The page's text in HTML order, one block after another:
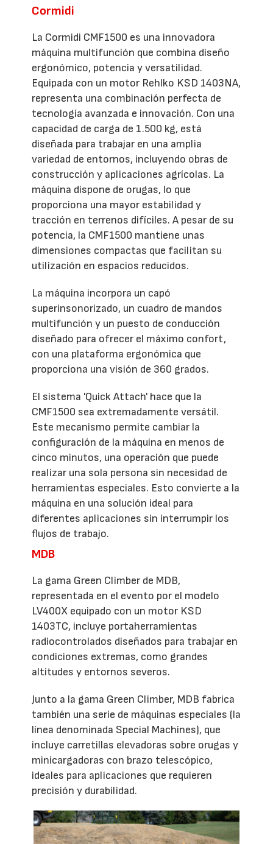
Cormidi
La Cormidi CMF1500 es una innovadora
máquina multifunción que combina diseño
ergonómico, potencia y versatilidad.
Equipada con un motor Rehlko KSD 1403NA,
representa una combinación perfecta de
tecnología avanzada e innovación. Con una
capacidad de carga de 1.500 kg, está
diseñada para trabajar en una amplia
variedad de entornos, incluyendo obras de
construcción y aplicaciones agrícolas. La
máquina dispone de orugas, lo que
proporciona una mayor estabilidad y
tracción en terrenos difíciles. A pesar de su
potencia, la CMF1500 mantiene unas
dimensiones compactas que facilitan su
utilización en espacios reducidos.
La máquina incorpora un capó
superinsonorizado, un cuadro de mandos
multifunción y un puesto de conducción
diseñado para ofrecer el máximo confort,
con una plataforma ergonómica que
proporciona una visión de 360 grados.
El sistema 'Quick Attach' hace que la
CMF1500 sea extremadamente versátil.
Este mecanismo permite cambiar la
configuración de la máquina en menos de
cinco minutos, una operación que puede
realizar una sola persona sin necesidad de
herramientas especiales. Esto convierte a la
máquina en una solución ideal para
diferentes aplicaciones sin interrumpir los
flujos de trabajo.
MDB
La gama Green Climber de MDB,
representada en el evento por el modelo
LV400X equipado con un motor KSD
1403TC, incluye portaherramientas
radiocontrolados diseñados para trabajar en
condiciones extremas, como grandes
altitudes y entornos severos.
Junto a la gama Green Climber, MDB fabrica
también una serie de máquinas especiales (la
línea denominada Special Machines), que
incluye carretillas elevadoras sobre orugas y
minicargadoras con brazo telescópico,
ideales para aplicaciones que requieren
precisión y durabilidad.